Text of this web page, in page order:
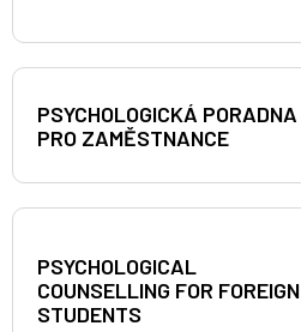
PSYCHOLOGICKÁ PORADNA
PRO ZAMĚSTNANCE
PSYCHOLOGICAL
COUNSELLING FOR FOREIGN
STUDENTS